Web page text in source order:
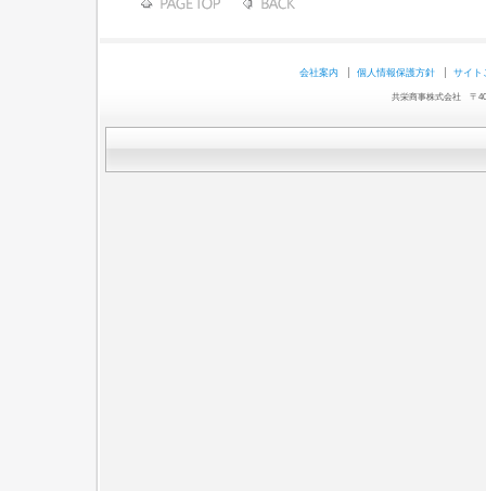
会社案内 個人情報保護方針 サイト
共栄商事株式会社 〒